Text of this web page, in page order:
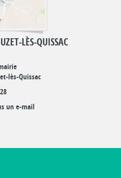
LÈS-QUISSAC
lès-Quissac
un e-mail